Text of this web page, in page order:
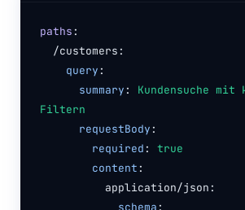
paths :
/customers:
query :
summary : Kundensuche mit
Filtern
requestBody :
required : true
content :
application/json:
schema :